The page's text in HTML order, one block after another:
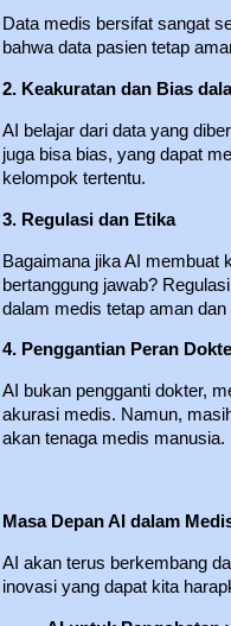
Data medis bersifat sangat
bahwa data pasien tetap
2. Keakuratan dan Bias
AI belajar dari data yang
juga bisa bias, yang dapat
kelompok tertentu.
3. Regulasi dan Etika
Bagaimana jika AI membuat
bertanggung jawab?
dalam medis tetap aman dan
4. Penggantian Peran
AI bukan pengganti dokter,
akurasi medis. Namun,
akan tenaga medis manusia.
Masa Depan AI dalam
AI akan terus berkembang
inovasi yang dapat kita